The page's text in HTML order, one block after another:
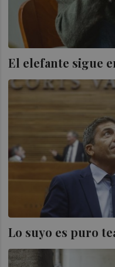
El elefante sigue
Lo suyo es puro